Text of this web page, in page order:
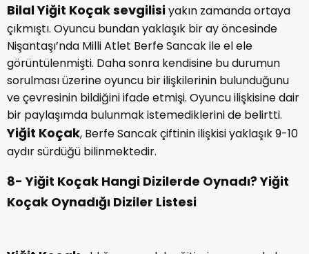
Bilal Yiğit Koçak sevgilisiyakın zamanda ortaya
çıkmıştı. Oyuncu bundan yaklaşık bir ay öncesinde
Nişantaşı’nda Milli Atlet Berfe Sancak ile el ele
görüntülenmişti. Daha sonra kendisine bu durumun
sorulması üzerine oyuncu bir ilişkilerinin bulunduğunu
ve çevresinin bildiğini ifade etmişi. Oyuncu ilişkisine dair
bir paylaşımda bulunmak istemediklerini de belirtti.
Yiğit Koçak, Berfe Sancak çiftinin ilişkisi yaklaşık 9-10
aydır sürdüğü bilinmektedir.
8- Yiğit Koçak Hangi Dizilerde Oynadı? Yiğit
Koçak Oynadığı Diziler Listesi